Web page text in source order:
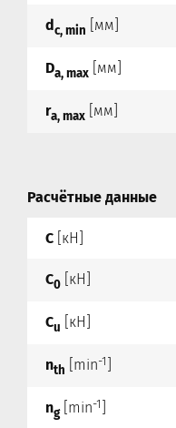
dc, min [мм]
Da, max [мм]
ra, max [мм]
Расчётные данные
C [кН]
C0 [кН]
Cu [кН]
nth [min-1
ng[min-1